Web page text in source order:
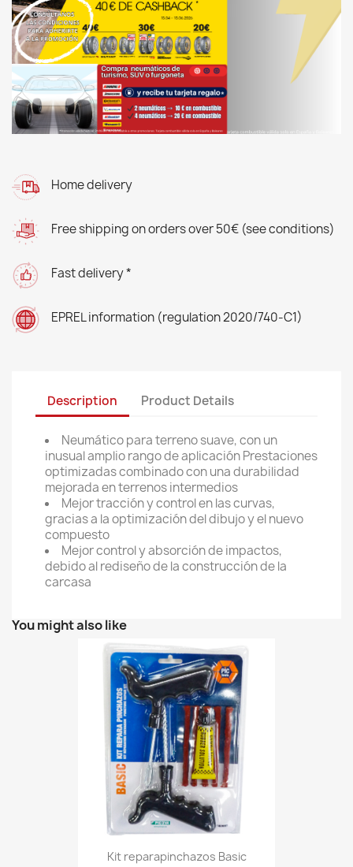
Home delivery
Free shipping on orders over 50€ (see conditions)
Fast delivery *
EPREL information (regulation 2020/740-C1)
Description Product Details
Neumático para terreno suave, con un
inusual amplio rango de aplicación Prestaciones
optimizadas combinado con una durabilidad
mejorada en terrenos intermedios
Mejor tracción y control en las curvas,
gracias a la optimización del dibujo y el nuevo
compuesto
Mejor control y absorción de impactos,
debido al rediseño de la construcción de la
carcasa
You might also like
Kit reparapinchazos Basic